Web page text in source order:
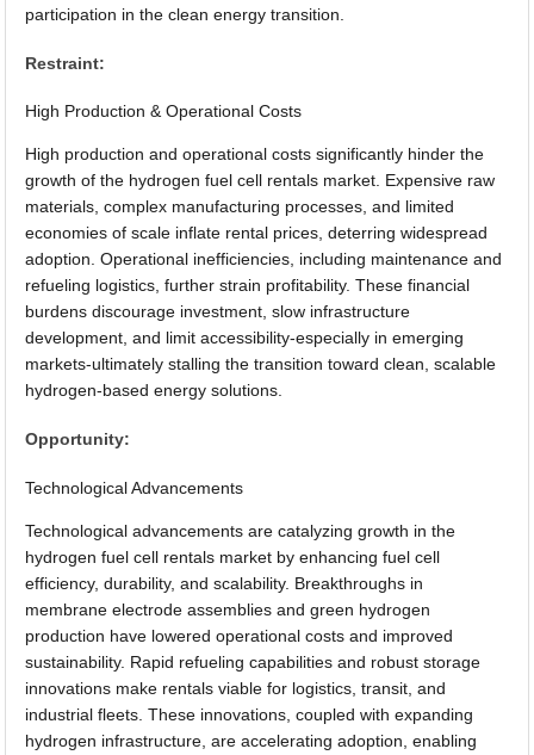
participation in the clean energy transition.
Restraint:
High Production & Operational Costs
High production and operational costs significantly hinder the
growth of the hydrogen fuel cell rentals market. Expensive raw
materials, complex manufacturing processes, and limited
economies of scale inflate rental prices, deterring widespread
adoption. Operational inefficiencies, including maintenance and
refueling logistics, further strain profitability. These financial
burdens discourage investment, slow infrastructure
development, and limit accessibility-especially in emerging
markets-ultimately stalling the transition toward clean, scalable
hydrogen-based energy solutions.
Opportunity:
Technological Advancements
Technological advancements are catalyzing growth in the
hydrogen fuel cell rentals market by enhancing fuel cell
efficiency, durability, and scalability. Breakthroughs in
membrane electrode assemblies and green hydrogen
production have lowered operational costs and improved
sustainability. Rapid refueling capabilities and robust storage
innovations make rentals viable for logistics, transit, and
industrial fleets. These innovations, coupled with expanding
hydrogen infrastructure, are accelerating adoption, enabling